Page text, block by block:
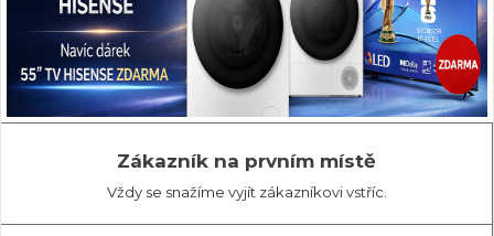
Zákazník na prvním místě
Vždy se snažíme vyjít zákazníkovi vstříc.